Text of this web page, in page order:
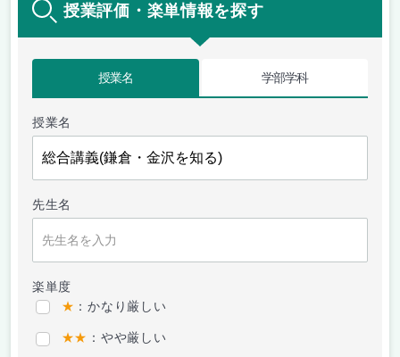
授業評価・楽単情報を探す
授業名 学部学科
授業名
先生名
楽単度
★ ：かなり厳しい
★★ ：やや厳しい